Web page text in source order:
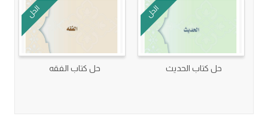
الحل
حل كتاب الحديث
الحل
حل كتاب الفقه